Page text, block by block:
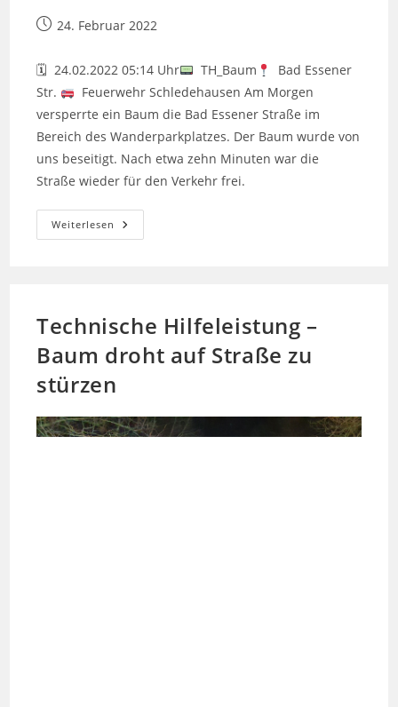
Beitrag24. Februar 2022
🗓 24.02.2022 05:14 Uhr TH_Baum
Bad Essener
Str.
Feuerwehr Schledehausen Am Morgen
versperrte ein Baum die Bad Essener Straße im
Bereich des Wanderparkplatzes. Der Baum wurde von
uns beseitigt. Nach etwa zehn Minuten war die
Straße wieder für den Verkehr frei.
Weiterlesen Technische
Hilfeleistung
Technische Hilfeleistung –
Baum droht auf Straße zu
stürzen